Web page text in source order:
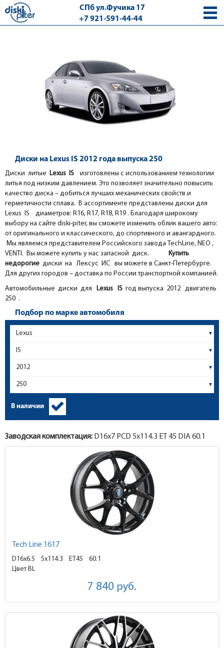
СПб ул.Фучика 17
+7 921-591-44-44
Диски на Lexus IS 2012 года выпуска 250
Диски литые Lexus IS изготовлены с использованием технологии
литья под низким давлением. Это позволяет значительно повысить
качество диска – добиться лучших механических свойств и
герметичности сплава. В ассортименте представлены диски для
Lexus IS диаметров: R16, R17, R18, R19 . Благодаря широкому
выбору на сайте diski-piter, вы сможете изменить облик вашего авто:
от оригинального и классического, до спортивного и авангардного.
Мы являемся представителем Российского завода TechLine, NEO ,
VENTI. Вы можете купить у нас запасной диск. Купить
недорогие диски на Лексус ИС вы можете в Санкт-Петербурге.
Для других городов – доставка по России транспортной компанией.
Автомобильные диски для
Lexus IS год выпуска 2012 двигатель
250 .
Подбор по марке автомобиля
В наличии
Заводская комплектация: D16x7 PCD 5x114.3 ET 45 DIA 60.1
Tech Line 1617
D16x6.5 5x114.3 ET45
60.1
Цвет BL
7 840 руб.